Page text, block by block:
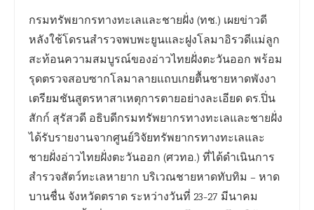
กรมทรัพยากรทางทะเลและชายฝั่ง (ทช.) เผยข่าวดี
หลังใช้โดรนสำรวจพบพะยูนและฝูงโลมาอิรวดีแม่ลูก
สะท้อนความสมบูรณ์ของอ่าวไทยฝั่งตะวันออก พร้อม
รุดตรวจสอบซากโลมาลายแถบเกยตื้นชายหาดพังงา
เตรียมชันสูตรหาสาเหตุการตายอย่างละเอียด ดร.ปิ่น
สักก์ สุรัสวดี อธิบดีกรมทรัพยากรทางทะเลและชายฝั่ง
ได้รับรายงานจากศูนย์วิจัยทรัพยากรทางทะเลและ
ชายฝั่งอ่าวไทยฝั่งตะวันออก (ศวทอ.) ที่ได้ดำเนินการ
สำรวจสัตว์ทะเลหายาก บริเวณชายหาดทับทิม – หาด
บานชื่น จังหวัดตราด ระหว่างวันที่ 23-27 มีนาคม